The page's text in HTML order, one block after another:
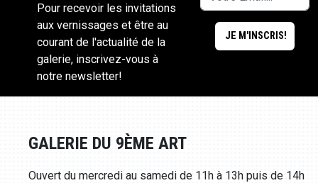
Pour recevoir les invitations
aux vernissages et être au
courant de l'actualité de la
galerie, inscrivez-vous à
notre newsletter!
GALERIE DU 9ÈME ART
Ouvert du mercredi au samedi de 11h à 13h puis de 14h